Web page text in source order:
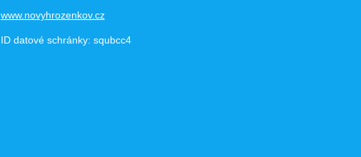
www.novyhrozenkov.cz
ID datové schránky: squbcc4